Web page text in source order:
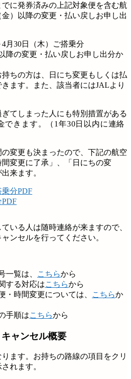
に発券済みの上記対象便を含む航
）以降の変更・払い戻しお申し出
月30日（木）ご搭乗分
降の変更・払い戻しお申し出分か
ちの方は、日にち変更もしくは払
ます。また、該当者にはJALより
てしまった人にも特別措置がある
できます。（1年30日以内に連絡
変更も決まったので、下記の航空
変更に了承」、「日にちの変
来ます。
乗分PDF
いる人は随時連絡が来ますので、
ンセルを行ってください。
一覧は、 こちらから
する対応はこちらから
・時間変更については、
こちらか
手順はこちらから
ャンセル概要
ます。お持ちの路線の項目をクリ
れます。